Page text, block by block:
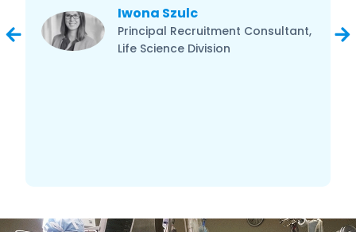
Iwona Szulc
Principal Recruitment Consultant,
Life Science Division